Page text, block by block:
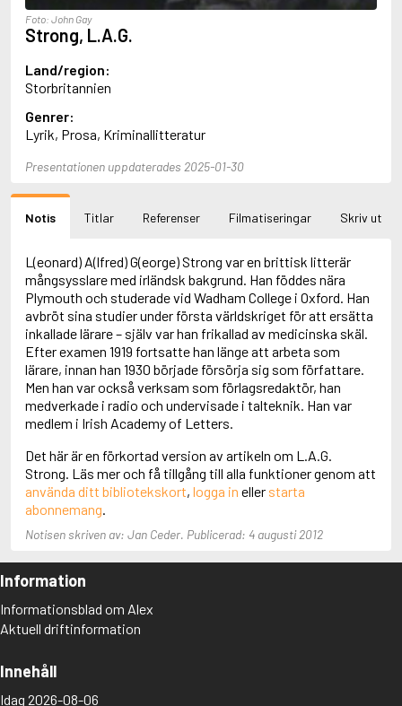
Adamov, Arthur
Adams, Douglas
Adams, Herbert
Adams, Jane
Adams, Richard
Adbåge, Emma
Adbåge, Lisen
Adelborg, Ottilia
Adiga, Aravind
Adnan, Etel
Adolfsson, Evert
Adolfsson, Gunnar
Adolfsson, Josefine
Adolfsson, Maria
Adolphsen, Peter
Foto: John Gay
Strong, L.A.G.
Land/region:
Storbritannien
Genrer:
Lyrik, Prosa, Kriminallitteratur
Presentationen uppdaterades 2025-01-30
Notis Titlar Referenser Filmatiseringar Skriv ut
L(eonard) A(lfred) G(eorge) Strong var en brittisk litterär
mångsysslare med irländsk bakgrund. Han föddes nära
Plymouth och studerade vid Wadham College i Oxford. Han
avbröt sina studier under första världskriget för att ersätta
inkallade lärare – själv var han frikallad av medicinska skäl.
Efter examen 1919 fortsatte han länge att arbeta som
lärare, innan han 1930 började försörja sig som författare.
Men han var också verksam som förlagsredaktör, han
medverkade i radio och undervisade i talteknik. Han var
medlem i Irish Academy of Letters.
Det här är en förkortad version av artikeln om L.A.G.
Strong. Läs mer och få tillgång till alla funktioner genom att
använda ditt bibliotekskort, logga in eller starta
abonnemang
Notisen skriven av: Jan Ceder. Publicerad: 4 augusti 2012
Information
Informationsblad om Alex
Aktuell driftinformation
Innehåll
Idag 2026-08-06